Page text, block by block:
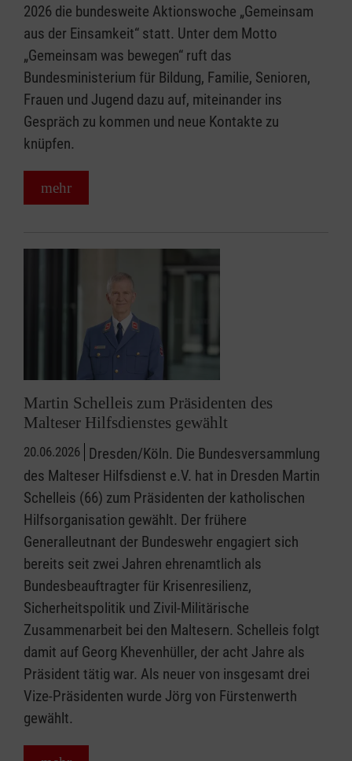
2026 die bundesweite Aktionswoche „Gemeinsam
aus der Einsamkeit“ statt. Unter dem Motto
„Gemeinsam was bewegen“ ruft das
Bundesministerium für Bildung, Familie, Senioren,
Frauen und Jugend dazu auf, miteinander ins
Gespräch zu kommen und neue Kontakte zu
knüpfen.
mehr
Martin Schelleis zum Präsidenten des
Malteser Hilfsdienstes gewählt
20.06.2026 Dresden/Köln. Die Bundesversammlung
des Malteser Hilfsdienst e.V. hat in Dresden Martin
Schelleis (66) zum Präsidenten der katholischen
Hilfsorganisation gewählt. Der frühere
Generalleutnant der Bundeswehr engagiert sich
bereits seit zwei Jahren ehrenamtlich als
Bundesbeauftragter für Krisenresilienz,
Sicherheitspolitik und Zivil-Militärische
Zusammenarbeit bei den Maltesern. Schelleis folgt
damit auf Georg Khevenhüller, der acht Jahre als
Präsident tätig war. Als neuer von insgesamt drei
Vize-Präsidenten wurde Jörg von Fürstenwerth
gewählt.